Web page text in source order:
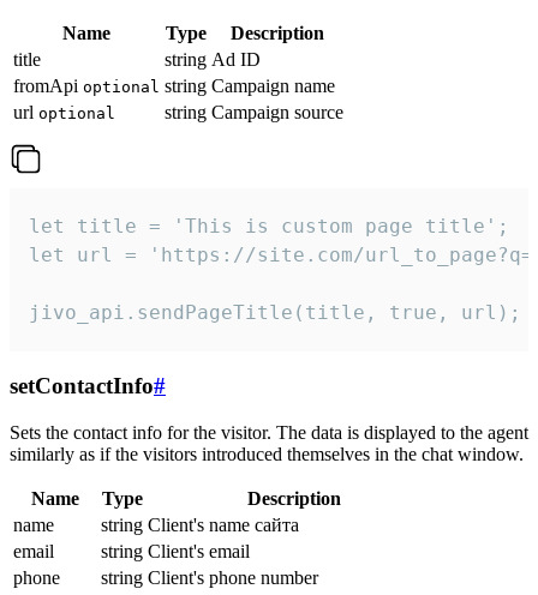
Name Type
Description
title
string Ad ID
fromApi optional string Campaign name
url optional string Campaign source
let title = 'This is custom page title';
let url = 'https://site.com/
jivo_api.sendPageTitle(title, true, url);
setContactInfo#
Sets the contact info for the visitor. The data is displayed to the agent
similarly as if the visitors introduced themselves in the chat window.
Name Type
Description
name
string Client's name сайта
email
string Client's email
phone
string Client's phone number